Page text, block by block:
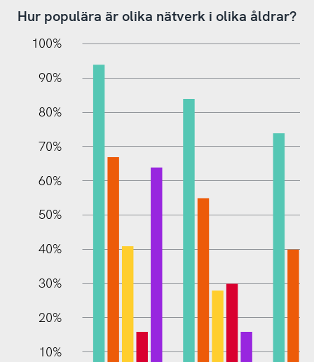
Hur populära är olika nätverk i olika åldrar?
100%
100%
90%
80%
70%
60%
50%
40%
30%
20%
10%